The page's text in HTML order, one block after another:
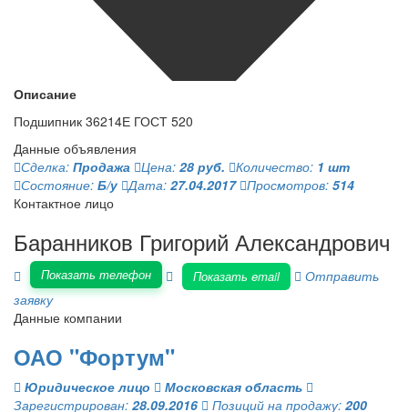
Описание
Подшипник 36214Е ГОСТ 520
Данные объявления
Сделка: Продажа Цена: 28 руб. Количество: 1 шт
Состояние: Б/у Дата: 27.04.2017 Просмотров: 514
Контактное лицо
Баранников Григорий Александрович
Показать телефон Показать email
Отправить
заявку
Данные компании
ОАО "Фортум"
Юридическое лицо
Московская область
Зарегистрирован: 28.09.2016 Позиций на продажу: 200